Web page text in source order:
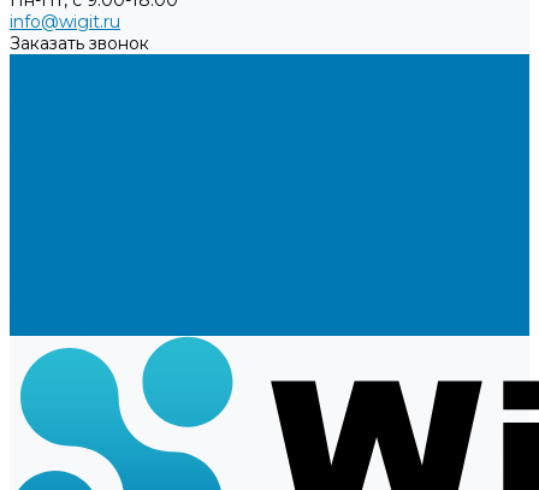
info@wigit.ru
Заказать звонок